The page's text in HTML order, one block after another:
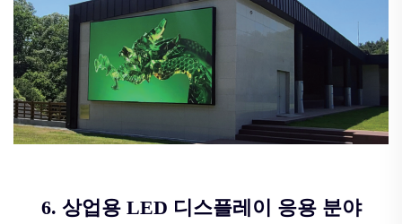
6. 상업용 LED 디스플레이 응용 분야